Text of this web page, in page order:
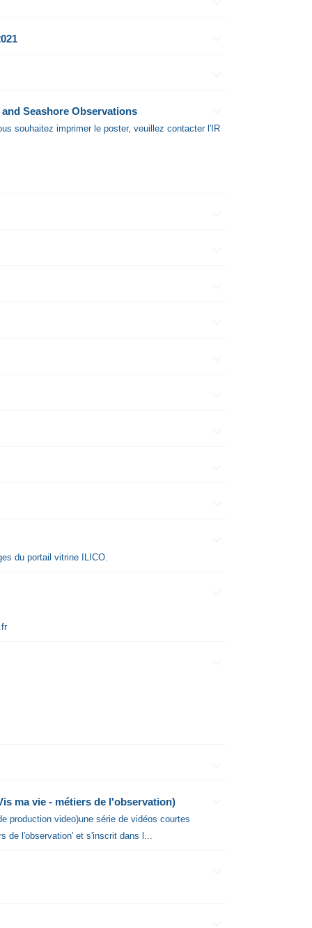
Seashore Observations
souhaitez imprimer le poster, veuillez contacter l'IR
du portail vitrine ILICO.
ma vie - métiers de l'observation)
production video)une série de vidéos courtes
de l'observation' et s'inscrit dans l...